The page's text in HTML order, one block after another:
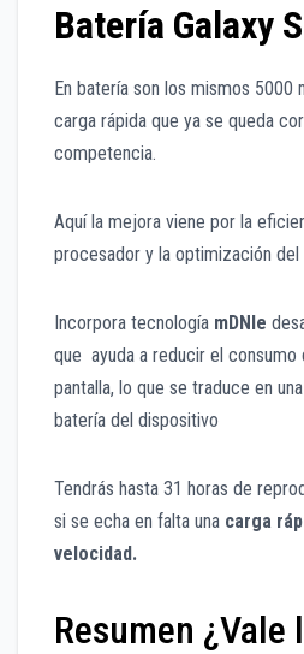
Batería Galaxy
En batería son los mismos 5000
carga rápida que ya se queda
competencia.
Aquí la mejora viene por la
procesador y la optimización
Incorpora tecnología mDNle
que ayuda a reducir el consumo
pantalla, lo que se traduce en
batería del dispositivo
Tendrás hasta 31 horas de
si se echa en falta una carga
velocidad.
Resumen ¿Vale